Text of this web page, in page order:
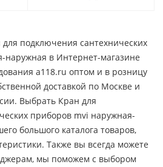
подключения сантехнических
наружная в Интернет-магазине
a118.ru оптом и в розницу
доставкой по Москве и
Выбрать Кран для
приборов mvi наружная-
большого каталога товаров,
Также вы всегда можете
мы поможем с выбором